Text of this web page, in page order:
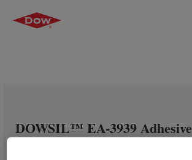
DOWSIL™ EA-3939 Adhesive